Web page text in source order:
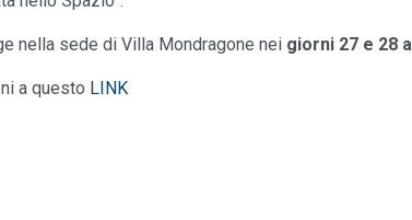
nella sede di Villa Mondragone nei giorni 27 e 28
a questo LINK